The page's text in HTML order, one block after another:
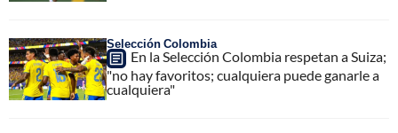
Selección Colombia
En la Selección Colombia respetan a Suiza;
"no hay favoritos; cualquiera puede ganarle a
cualquiera"